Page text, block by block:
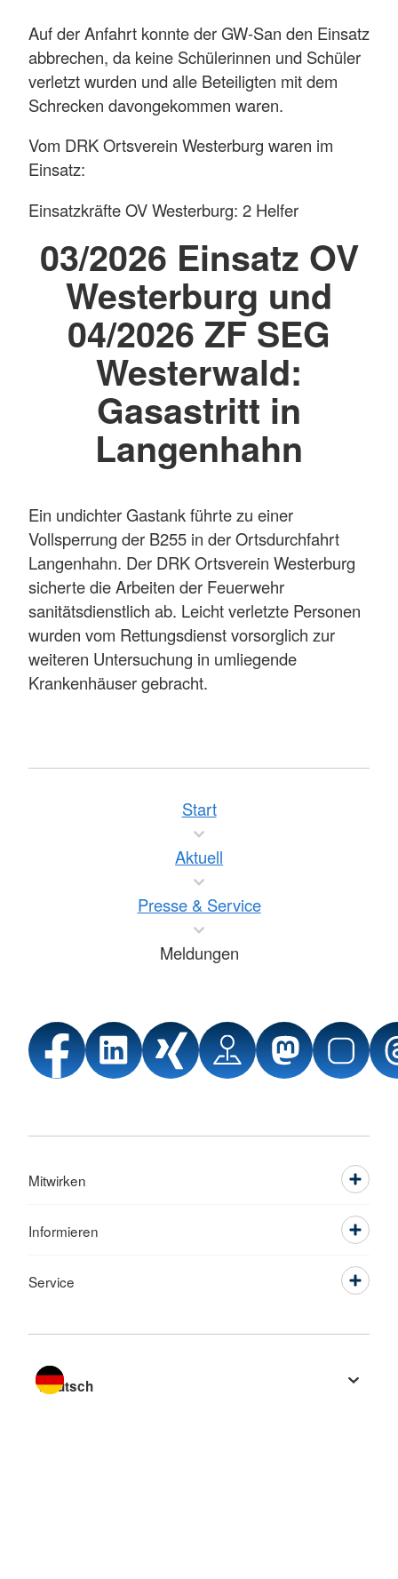
Auf der Anfahrt konnte der GW-San den Einsatz
abbrechen, da keine Schülerinnen und Schüler
verletzt wurden und alle Beteiligten mit dem
Schrecken davongekommen waren.
Vom DRK Ortsverein Westerburg waren im
Einsatz:
Einsatzkräfte OV Westerburg: 2 Helfer
03/2026 Einsatz OV
Westerburg und
04/2026 ZF SEG
Westerwald:
Gasastritt in
Langenhahn
Ein undichter Gastank führte zu einer
Vollsperrung der B255 in der Ortsdurchfahrt
Langenhahn. Der DRK Ortsverein Westerburg
sicherte die Arbeiten der Feuerwehr
sanitätsdienstlich ab. Leicht verletzte Personen
wurden vom Rettungsdienst vorsorglich zur
weiteren Untersuchung in umliegende
Krankenhäuser gebracht.
Start
Aktuell
Presse & Service
Meldungen
Mitwirken
Informieren
Service
Sprache wechseln zu